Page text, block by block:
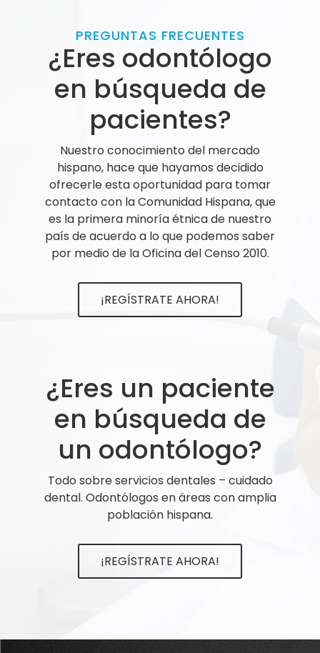
PREGUNTAS FRECUENTES
¿Eres odontólogo
en búsqueda de
pacientes?
Nuestro conocimiento del mercado
hispano, hace que hayamos decidido
ofrecerle esta oportunidad para tomar
contacto con la Comunidad Hispana, que
es la primera minoría étnica de nuestro
país de acuerdo a lo que podemos saber
por medio de la Oficina del Censo 2010.
¡REGÍSTRATE AHORA!
¿Eres un paciente
en búsqueda de
un odontólogo?
Todo sobre servicios dentales – cuidado
dental. Odontólogos en áreas con amplia
población hispana.
¡REGÍSTRATE AHORA!